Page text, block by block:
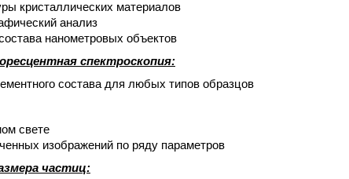
кристаллических материалов
анализ
нанометровых объектов
спектроскопия:
состава для любых типов образцов
свете
изображений по ряду параметров
частиц: